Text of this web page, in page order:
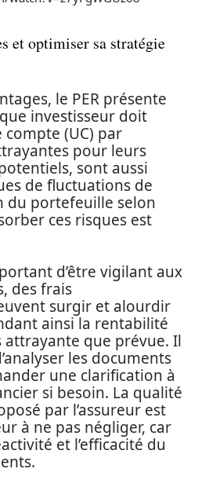
et optimiser sa stratégie
le PER présente
investisseur doit
compte (UC) par
pour leurs
sont aussi
de fluctuations de
du portefeuille selon
ces risques est
d’être vigilant aux
des frais
surgir et alourdir
ainsi la rentabilité
attrayante que prévue. Il
les documents
une clarification à
si besoin. La qualité
par l’assureur est
à ne pas négliger, car
et l’efficacité du